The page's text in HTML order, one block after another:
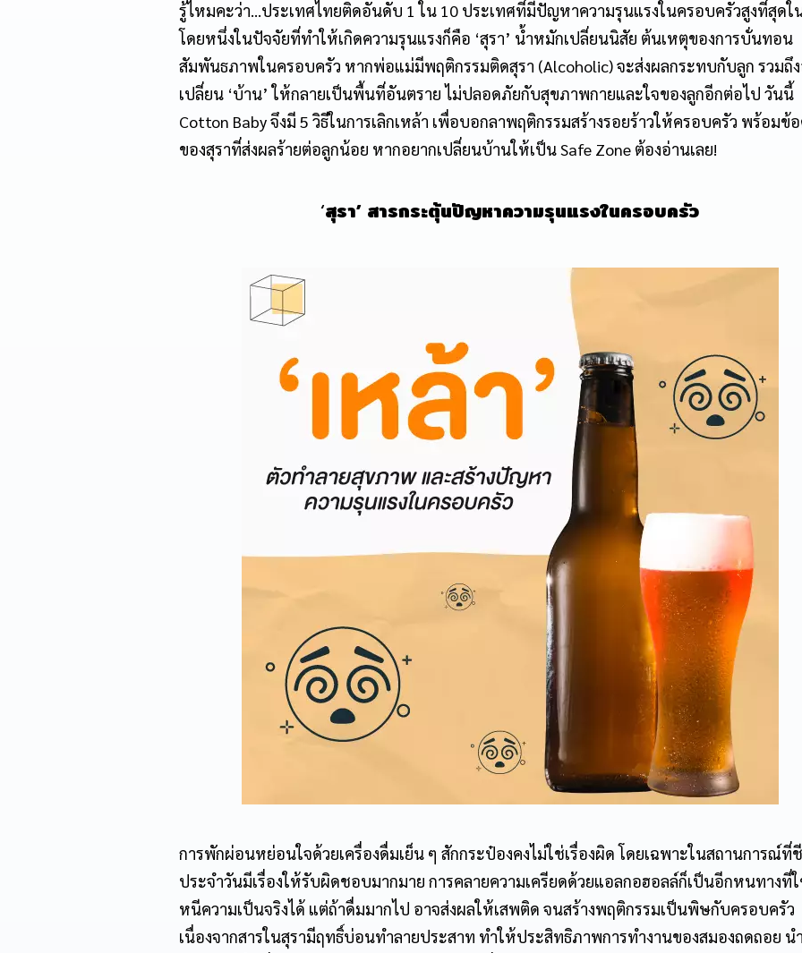
รู้ไหมคะว่า…ประเทศไทยติดอันดับ 1 ใน 10 ประเทศที่มีปัญหาความรุนแรงในครอบครัวสูงที่สุดใ
โดยหนึ่งในปัจจัยที่ทำให้เกิดความรุนแรงก็คือ ‘สุรา’ น้ำหมักเปลี่ยนนิสัย ต้นเหตุของการบั่นทอน
สัมพันธภาพในครอบครัว หากพ่อแม่มีพฤติกรรมติดสุรา (Alcoholic) จะส่งผลกระทบกับลูก รวมถึ
เปลี่ยน ‘บ้าน’ ให้กลายเป็นพื้นที่อันตราย ไม่ปลอดภัยกับสุขภาพกายและใจของลูกอีกต่อไป วันนี้
Cotton Baby จึงมี 5 วิธีในการเลิกเหล้า เพื่อบอกลาพฤติกรรมสร้างรอยร้าวให้ครอบครัว พร้อมข้
ของสุราที่ส่งผลร้ายต่อลูกน้อย หากอยากเปลี่ยนบ้านให้เป็น Safe Zone ต้องอ่านเลย!
‘สุรา’ สารกระตุ้นปัญหาความรุนแรงในครอบครัว
การพักผ่อนหย่อนใจด้วยเครื่องดื่มเย็น ๆ สักกระป๋องคงไม่ใช่เรื่องผิด โดยเฉพาะในสถานการณ์ที่
ประจำวันมีเรื่องให้รับผิดชอบมากมาย การคลายความเครียดด้วยแอลกอฮอลล์ก็เป็นอีกหนทางที่
หนีความเป็นจริงได้ แต่ถ้าดื่มมากไป อาจส่งผลให้เสพติด จนสร้างพฤติกรรมเป็นพิษกับครอบครัว
เนื่องจากสารในสุรามีฤทธิ์บ่อนทำลายประสาท ทำให้ประสิทธิภาพการทำงานของสมองถดถอย น